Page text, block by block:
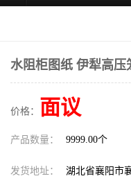
水阻柜图纸 伊犁高
价格： 面议
产品数量： 9999.00个
发货地址： 湖北省襄阳市